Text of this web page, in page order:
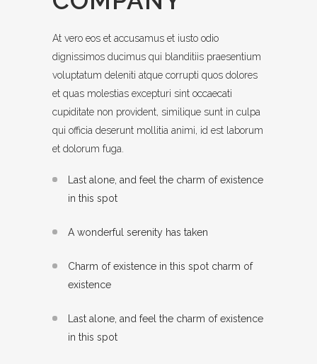
At vero eos et accusamus et iusto odio
dignissimos ducimus qui blanditiis praesentium
voluptatum deleniti atque corrupti quos dolores
et quas molestias excepturi sint occaecati
cupiditate non provident, similique sunt in culpa
qui officia deserunt mollitia animi, id est laborum
et dolorum fuga.
Last alone, and feel the charm of existence
in this spot
A wonderful serenity has taken
Charm of existence in this spot charm of
existence
Last alone, and feel the charm of existence
in this spot